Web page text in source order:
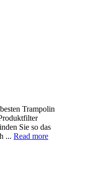
Trampolin
Sie so das
... Read more